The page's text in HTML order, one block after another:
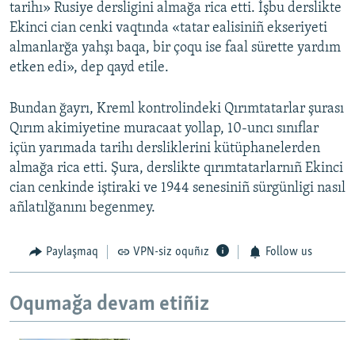
tarihı» Rusiye dersligini almağa rica etti. İşbu derslikte
Ekinci cian cenki vaqtında «tatar ealisiniñ ekseriyeti
almanlarğa yahşı baqa, bir çoqu ise faal sürette yardım
etken edi», dep qayd etile.
Bundan ğayrı, Kreml kontrolindeki Qırımtatarlar şurası
Qırım akimiyetine muracaat yollap, 10-uncı sınıflar
içün yarımada tarihı dersliklerini kütüphanelerden
almağa rica etti. Şura, derslikte qırımtatarlarnıñ Ekinci
cian cenkinde iştiraki ve 1944 senesiniñ sürgünligi nasıl
añlatılğanını begenmey.
Paylaşmaq VPN-siz oquñız Follow us
Oqumağa devam etiñiz